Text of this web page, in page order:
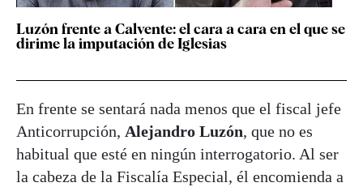
Luzón frente a Calvente: el cara a cara en el que se
dirime la imputación de Iglesias
En frente se sentará nada menos que el fiscal jefe
Anticorrupción, Alejandro Luzón, que no es
habitual que esté en ningún interrogatorio. Al ser
la cabeza de la Fiscalía Especial, él encomienda a